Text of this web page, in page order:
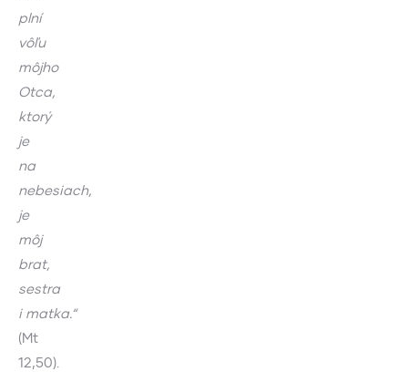
plní
vôľu
môjho
Otca,
ktorý
je
na
nebesiach,
je
môj
brat,
sestra
i matka.“
(Mt
12,50).